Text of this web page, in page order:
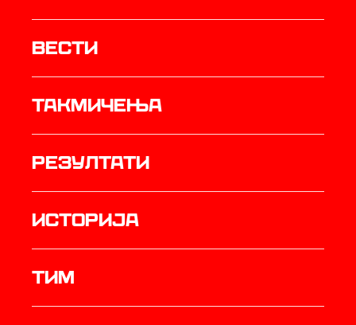
Вести
Такмичења
резултати
историја
ТИМ